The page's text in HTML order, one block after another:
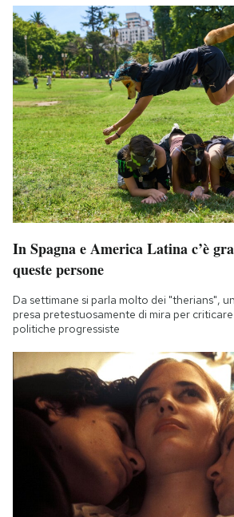
In Spagna e America Latina c’è
queste persone
Da settimane si parla molto dei "therians",
presa pretestuosamente di mira per
politiche progressiste